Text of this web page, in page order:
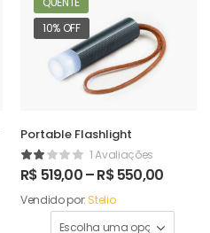
10% OFF
Portable Flashlight
1 Avaliações
R$ 519,00–R$550,00
Vendido por:Stelio